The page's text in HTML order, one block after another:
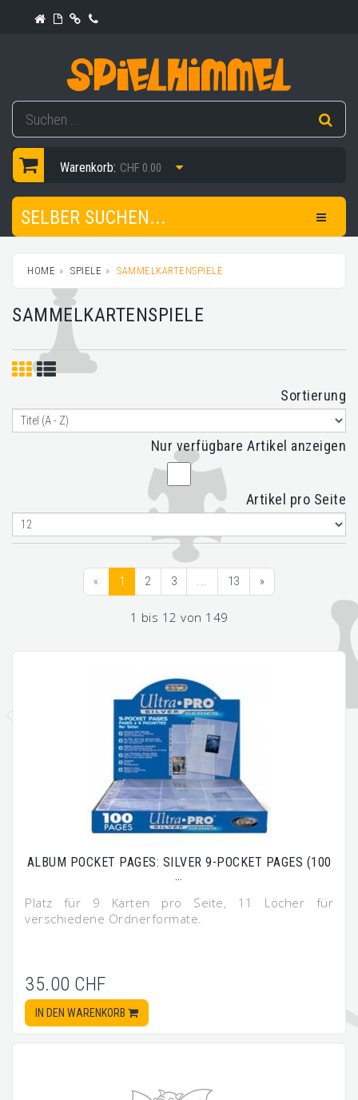
Warenkorb: CHF 0.00
SELBER SUCHEN...
HOME SPIELE SAMMELKARTENSPIELE
SAMMELKARTENSPIELE
Sortierung
Nur verfügbare Artikel anzeigen
Artikel pro Seite
« 1 2 3 ... 13 »
1 bis 12 von 149
ALBUM POCKET PAGES: SILVER 9-POCKET PAGES (100
…
Platz für 9 Karten pro Seite, 11 Löcher für
verschiedene Ordnerformate.
35.00 CHF
IN DEN WARENKORB